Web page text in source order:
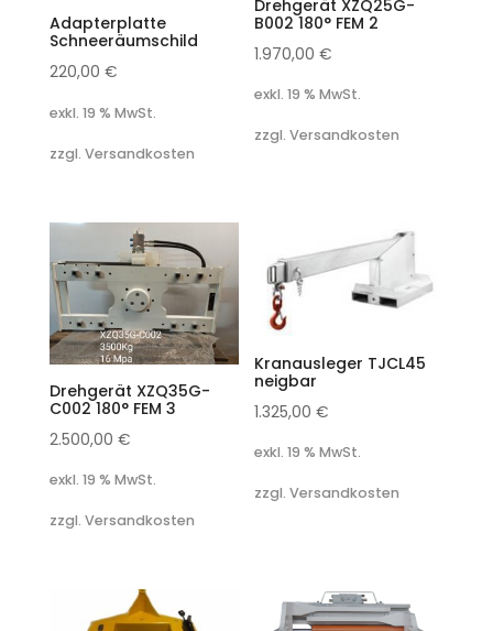
Adapterplatte
Schneeräumschild
220,00 €
exkl. 19 % MwSt.
zzgl. Versandkosten
Drehgerät XZQ25G-
B002 180° FEM 2
1.970,00€
exkl. 19 % MwSt.
zzgl. Versandkosten
Drehgerät XZQ35G-
C002 180° FEM 3
2.500,00 €
exkl. 19 % MwSt.
zzgl. Versandkosten
Kranausleger TJCL45
neigbar
1.325,00€
exkl. 19 % MwSt.
zzgl. Versandkosten